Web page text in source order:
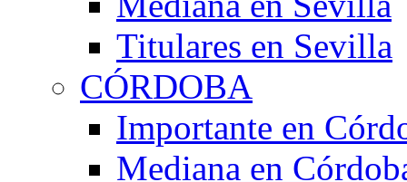
Titulares en Sevilla
CÓRDOBA
Importante en
Mediana en